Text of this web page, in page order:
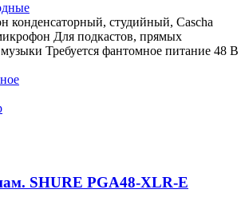
конденсаторный, студийный, Cascha
Для подкастов, прямых
Требуется фантомное питание 48 В
SHURE PGA48-XLR-E